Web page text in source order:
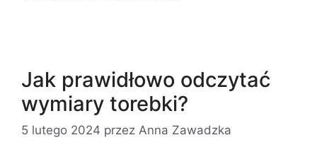
Jak prawidłowo odczytać
wymiary torebki?
5 lutego 2024 przez Anna Zawadzka